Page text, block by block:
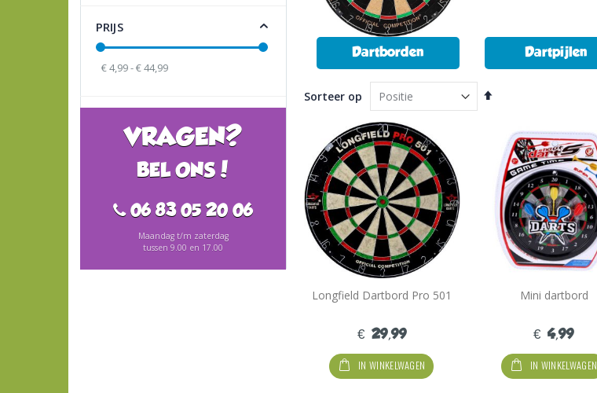
Dartborden Dartpijlen
Sorteer op
Van
laag
sorteren
Longfield Dartbord Pro 501
€ 29,99
IN WINKELWAGEN
Mini dartbord
€ 4,99
IN WINKELWAGEN
PRIJS
€ 4,99 - € 44,99
VRAGEN?
BEL ONS!
06 83 05 20 06
Maandag t/m zaterdag
tussen 9.00 en 17.00